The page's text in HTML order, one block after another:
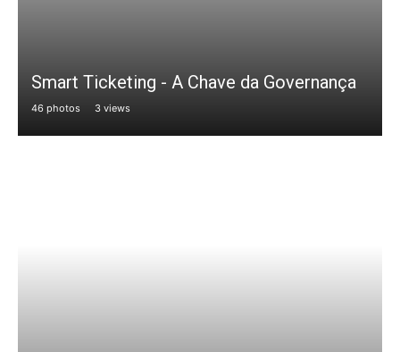
Smart Ticketing - A Chave da Governança
46 photos 3 views